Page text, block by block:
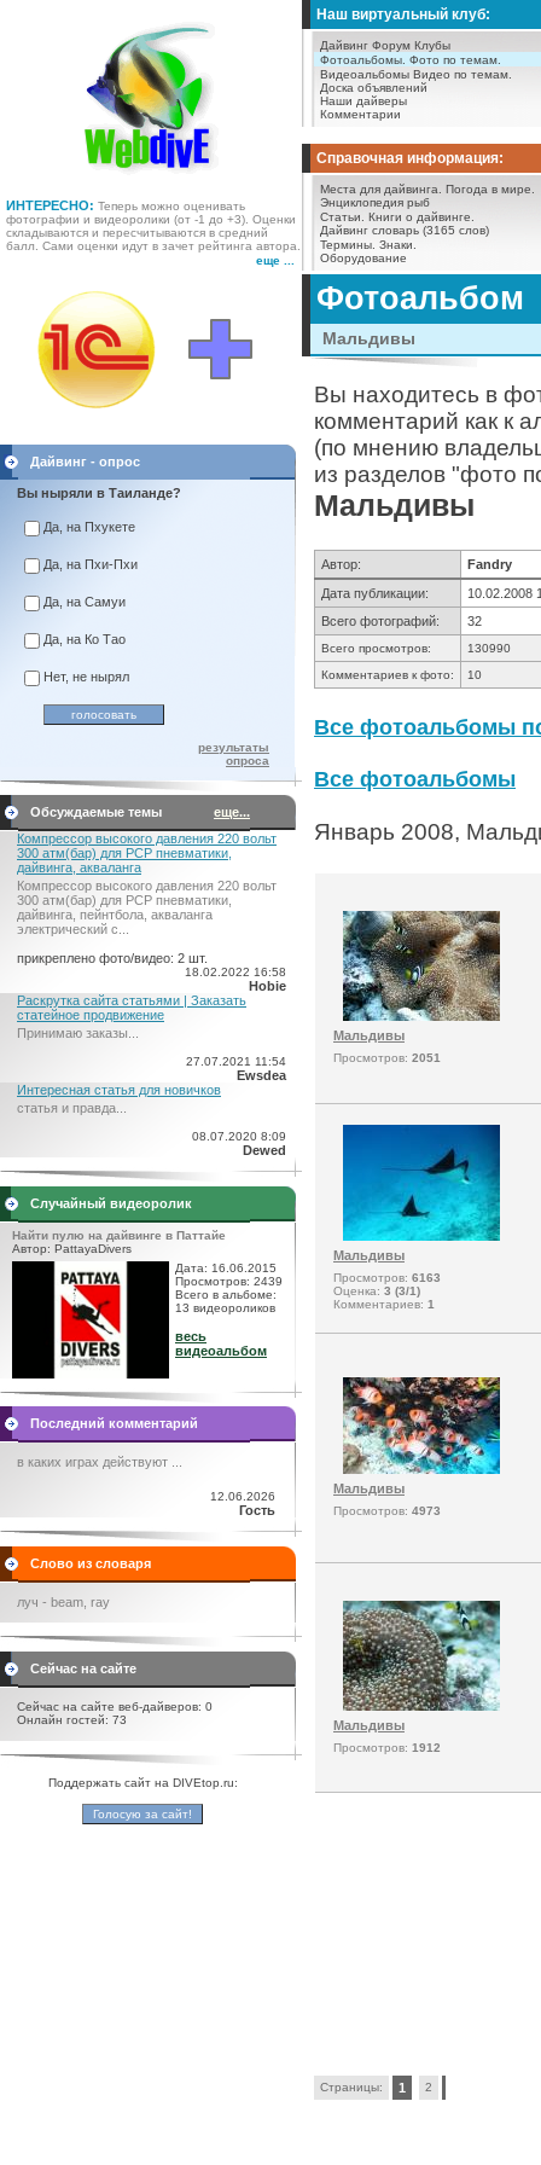
ИНТЕРЕСНО: Теперь можно оценивать
фотографии и видеоролики (от -1 до +3). Оценки
складываются и пересчитываются в средний
балл. Сами оценки идут в зачет рейтинга автора.
еще ...
Наш виртуальный клуб:
Дайвинг Форум Клубы
Фотоальбомы. Фото по темам.
Видеоальбомы Видео по темам.
Доска объявлений
Наши дайверы
Комментарии
Справочная информация:
Места для дайвинга.
Погода в мире.
Энциклопедия рыб
Статьи.
Книги о дайвинге.
Дайвинг словарь (3165 слов)
Термины. Знаки.
Оборудование
Дайвинг - опрос
Вы ныряли в Таиланде?
Да, на Пхукете
Да, на Пхи-Пхи
Да, на Самуи
Да, на Ко Тао
Нет, не нырял
результаты
опроса
Обсуждаемые темы
еще...
Компрессор высокого давления 220 вольт
300 атм(бар) для PCP пневматики,
дайвинга, акваланга
Компрессор высокого давления 220 вольт
300 атм(бар) для PCP пневматики,
дайвинга, пейнтбола, акваланга
электрический c...
прикреплено фото/видео: 2 шт.
18.02.2022 16:58
Hobie
Раскрутка сайта статьями | Заказать
статейное продвижение
Принимаю заказы...
27.07.2021 11:54
Ewsdea
Интересная статья для новичков
статья и правда...
08.07.2020 8:09
Dewed
Случайный видеоролик
Найти пулю на дайвинге в Паттайе
Автор: PattayaDivers
Дата: 16.06.2015
Просмотров: 2439
Всего в альбоме:
13 видеороликов
весь
видеоальбом
Последний комментарий
в каких играх действуют ...
12.06.2026
Гость
Слово из словаря
луч - beam, ray
Сейчас на сайте
Сейчас на сайте веб-дайверов: 0
Онлайн гостей: 73
Поддержать сайт на DIVEtop.ru:
Фотоальбом
Мальдивы
Вы находитесь в
комментарий как к
(по мнению
из разделов "фото
Мальдивы
Автор:
Fandry
Дата публикации:
10.02.2008
Всего фотографий:
32
Всего просмотров:
130990
Комментариев к фото:
10
Все фотоальбомы
Все фотоальбомы
Январь 2008,
Мальдивы
Просмотров: 2051
Мальдивы
Просмотров: 6163
Оценка: 3 (3/1)
Комментариев: 1
Мальдивы
Просмотров: 4973
Мальдивы
Просмотров: 1912
Страницы: 1 2